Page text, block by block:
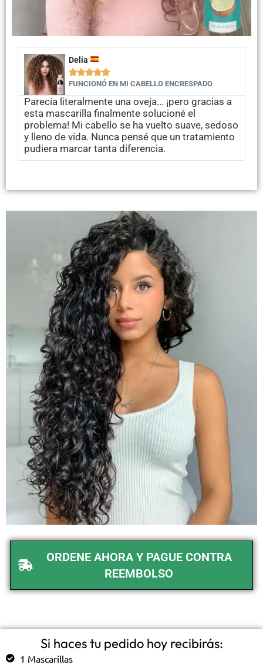
Delia

FUNCIONÓ EN MI CABELLO ENCRESPADO
Parecía literalmente una oveja... ¡pero gracias a
esta mascarilla finalmente solucioné el
problema! Mi cabello se ha vuelto suave, sedoso
y lleno de vida. Nunca pensé que un tratamiento
pudiera marcar tanta diferencia.
ORDENE AHORA Y PAGUE CONTRA
REEMBOLSO
Si haces tu pedido hoy recibirás:
1 Mascarillas